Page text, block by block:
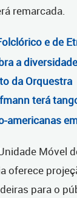
remarcada.
e de
a
da Orquestra
terá
americanas
Móvel
oferece
para o